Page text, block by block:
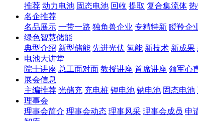
推荐 动力电池 固态电池 回收 提取 复合集流体
名企推荐
名品展示 一带一路 独角兽企业 专精特新 瞪羚企
绿色智慧储能
典型介绍 新型储能 先进光伏 氢能 新技术 新成果
电池大讲堂
院士讲座 总工面对面 教授讲座 首席讲座 领军心
展会信息
主编推荐 光储充 充电桩 锂电池 钠电池 固态电池
理事会
理事会简介 理事会动态 理事风采 理事会成员 申